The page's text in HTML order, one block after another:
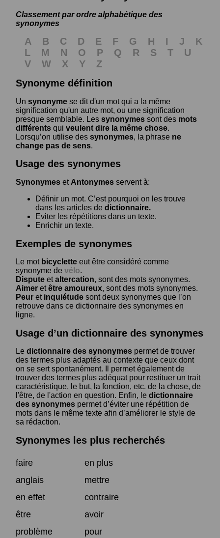
Classement par ordre alphabétique des
synonymes
A B C D E F G H I J
K
L
M N O P Q R S T
U
V
W X Y
Z
Synonyme définition
Un synonyme se dit d'un mot qui a la même
signification qu'un autre mot, ou une signification
presque semblable. Les synonymes sont des mots
différents qui veulent dire la même chose.
Lorsqu’on utilise des synonymes, la phrase ne
change pas de sens.
Usage des synonymes
Synonymes et Antonymes servent à:
Définir un mot. C’est pourquoi on les trouve
dans les articles de dictionnaire.
Eviter les répétitions dans un texte.
Enrichir un texte.
Exemples de synonymes
Le mot bicyclette eut être considéré comme
synonyme de vélo.
Dispute etaltercation, sont des mots synonymes.
Aimer etêtre amoureux, sont des mots synonymes.
Peur et inquiétude sont deux synonymes que l’on
retrouve dans ce dictionnaire des synonymes en
ligne.
Usage d’un dictionnaire des synonymes
Le dictionnaire des synonymes permet de trouver
des termes plus adaptés au contexte que ceux dont
on se sert spontanément. Il permet également de
trouver des termes plus adéquat pour restituer un trait
caractéristique, le but, la fonction, etc. de la chose, de
l'être, de l'action en question. Enfin, le dictionnaire
des synonymes permet d’éviter une répétition de
mots dans le même texte afin d’améliorer le style de
sa rédaction.
Synonymes les plus recherchés
faire
en plus
anglais
mettre
en effet
contraire
être
avoir
problème
pour